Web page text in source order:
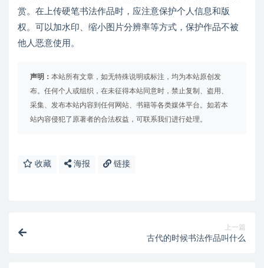
赏。在上传硬笔书法作品时，应注意保护个人信息和版
权。可以加水印、缩小图片分辨率等方式，保护作品不被
他人恶意使用。
声明： 本站所有文章，如无特殊说明或标注，均为本站原创发
布。任何个人或组织，在未征得本站同意时，禁止复制、盗用、
采集、发布本站内容到任何网站、书籍等各类媒体平台。如若本
站内容侵犯了原著者的合法权益，可联系我们进行处理。
收藏 海报 链接
上一篇
古代的时候书法作品叫什么